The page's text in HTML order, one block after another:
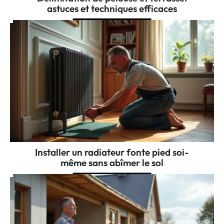
astuces et techniques efficaces
Installer un radiateur fonte pied soi-
même sans abîmer le sol